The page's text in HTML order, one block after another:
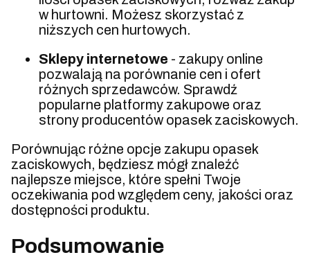
w hurtowni. Możesz skorzystać z
niższych cen hurtowych.
Sklepy internetowe - zakupy online
pozwalają na porównanie cen i ofert
różnych sprzedawców. Sprawdź
popularne platformy zakupowe oraz
strony producentów opasek zaciskowych.
Porównując różne opcje zakupu opasek
zaciskowych, będziesz mógł znaleźć
najlepsze miejsce, które spełni Twoje
oczekiwania pod względem ceny, jakości oraz
dostępności produktu.
Podsumowanie